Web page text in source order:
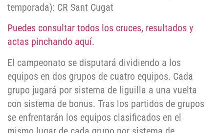
temporada): CR Sant Cugat
Puedes consultar todos los cruces, resultados y
actas pinchando aquí.
El campeonato se disputará dividiendo a los
equipos en dos grupos de cuatro equipos. Cada
grupo jugará por sistema de liguilla a una vuelta
con sistema de bonus. Tras los partidos de grupos
se enfrentarán los equipos clasificados en el